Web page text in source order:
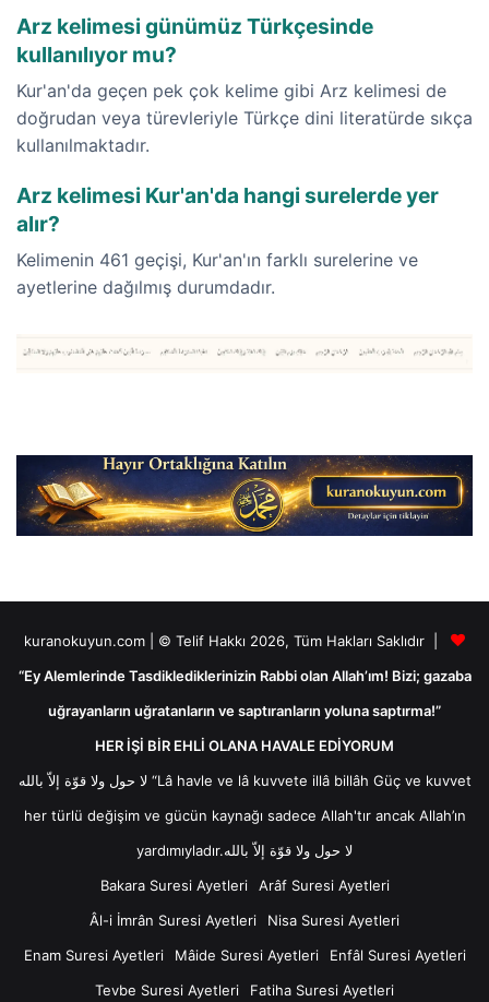
Arz kelimesi günümüz Türkçesinde
kullanılıyor mu?
Kur'an'da geçen pek çok kelime gibi Arz kelimesi de
doğrudan veya türevleriyle Türkçe dini literatürde sıkça
kullanılmaktadır.
Arz kelimesi Kur'an'da hangi surelerde yer
alır?
Kelimenin 461 geçişi, Kur'an'ın farklı surelerine ve
ayetlerine dağılmış durumdadır.
kuranokuyun.com | © Telif Hakkı 2026, Tüm Hakları Saklıdır |
“Ey Alemlerinde Tasdiklediklerinizin Rabbi olan Allah’ım! Bizi; gazaba
uğrayanların uğratanların ve saptıranların yoluna saptırma!”
HER İŞİ BİR EHLİ OLANA HAVALE EDİYORUM
لا حول ولا قوّة إلاّ بالله “Lâ havle ve lâ kuvvete illâ billâh Güç ve kuvvet
her türlü değişim ve gücün kaynağı sadece Allah'tır ancak Allah’ın
yardımıyladır.لا حول ولا قوّة إلاّ بالله
Bakara Suresi Ayetleri
Arâf Suresi Ayetleri
Âl-i İmrân Suresi Ayetleri
Nisa Suresi Ayetleri
Enam Suresi Ayetleri
Mâide Suresi Ayetleri
Enfâl Suresi Ayetleri
Tevbe Suresi Ayetleri
Fatiha Suresi Ayetleri